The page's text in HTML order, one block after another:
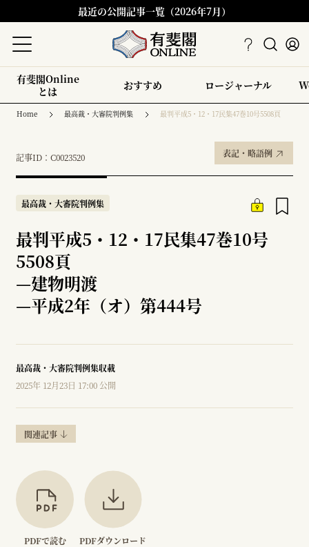
最近の公開記事一覧（2026年7月）
有斐閣Online
とは
おすすめ ロージャーナル
Home 最高裁・大審院判例集 最判平成5・12・17民集47巻10号5508頁
記事ID：C0023520 表記・略語例
最高裁・大審院判例集
最判平成5・12・17民集47巻10号
5508頁
—建物明渡
—平成2年（オ）第444号
最高裁・大審院判例集収載
2025年 12月23日 17:00 公開
関連記事
PDFで読む PDFダウンロード